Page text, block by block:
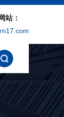
站：